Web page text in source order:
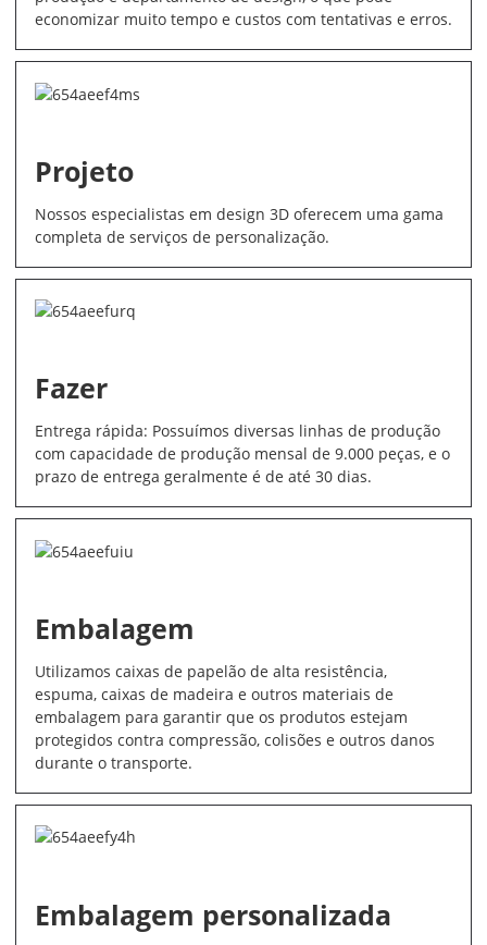
economizar muito tempo e custos com tentativas e erros.
Projeto
Nossos especialistas em design 3D oferecem uma gama
completa de serviços de personalização.
Fazer
Entrega rápida: Possuímos diversas linhas de produção
com capacidade de produção mensal de 9.000 peças, e o
prazo de entrega geralmente é de até 30 dias.
Embalagem
Utilizamos caixas de papelão de alta resistência,
espuma, caixas de madeira e outros materiais de
embalagem para garantir que os produtos estejam
protegidos contra compressão, colisões e outros danos
durante o transporte.
Embalagem personalizada